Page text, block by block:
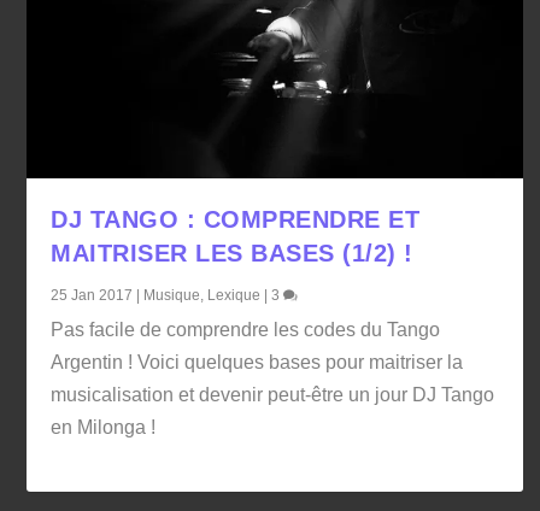
DJ TANGO : COMPRENDRE ET
MAITRISER LES BASES (1/2) !
25 Jan 2017 | Musique, Lexique |3
Pas facile de comprendre les codes du Tango
Argentin ! Voici quelques bases pour maitriser la
musicalisation et devenir peut-être un jour DJ Tango
en Milonga !